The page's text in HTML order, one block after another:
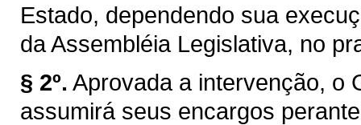
Estado, dependendo sua
da Assembléia Legislativa, no
§ 2º. Aprovada a intervenção, o
assumirá seus encargos